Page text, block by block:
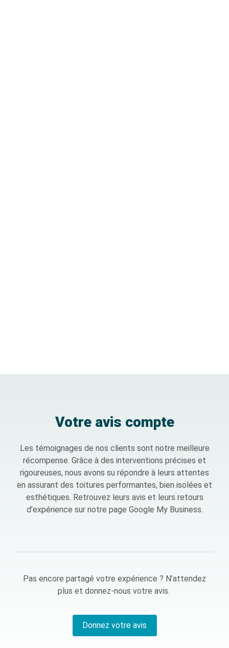
Votre avis compte
Les témoignages de nos clients sont notre meilleure
récompense. Grâce à des interventions précises et
rigoureuses, nous avons su répondre à leurs attentes
en assurant des toitures performantes, bien isolées et
esthétiques. Retrouvez leurs avis et leurs retours
d’expérience sur notre page Google My Business.
Pas encore partagé votre expérience ? N’attendez
plus et donnez-nous votre avis.
Donnez votre avis